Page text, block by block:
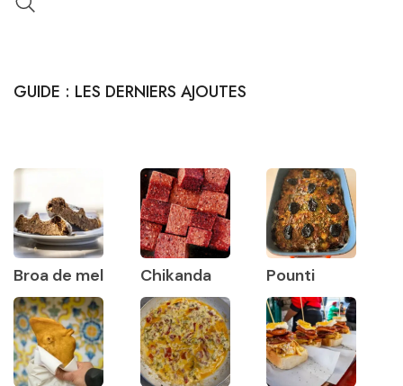
GUIDE : LES DERNIERS AJOUTES
Broa de mel Chikanda Pounti